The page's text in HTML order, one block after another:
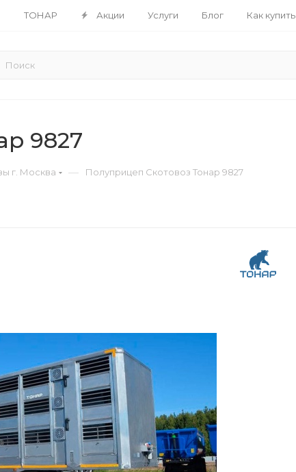
ТОНАР Акции Услуги Блог Как купить
9827
г. Москва — Полуприцеп Скотовоз Тонар 9827